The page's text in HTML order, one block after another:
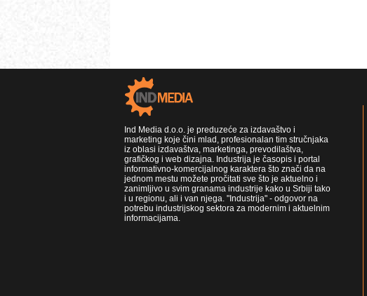
Ind Media d.o.o. je preduzeće za izdavaštvo i
marketing koje čini mlad, profesionalan tim stručnjaka
iz oblasi izdavaštva, marketinga, prevodilaštva,
grafičkog i web dizajna. Industrija je časopis i portal
informativno-komercijalnog karaktera što znači da na
jednom mestu možete pročitati sve što je aktuelno i
zanimljivo u svim granama industrije kako u Srbiji tako
i u regionu, ali i van njega. "Industrija" - odgovor na
potrebu industrijskog sektora za modernim i aktuelnim
informacijama.